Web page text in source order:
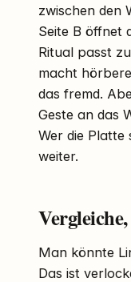
zwischen den
Seite B öffnet
Ritual passt
macht
das fremd.
Geste an das
Wer die Platte
weiter.
Man könnte
Das ist